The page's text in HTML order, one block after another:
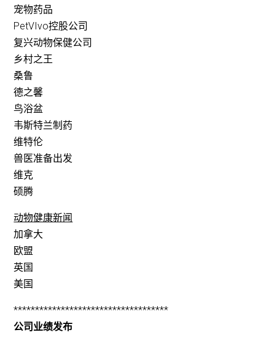
宠物药品
PetVIvo控股公司
复兴动物保健公司
乡村之王
桑鲁
德之馨
鸟浴盆
韦斯特兰制药
维特伦
兽医准备出发
维克
硕腾
动物健康新闻
加拿大
欧盟
英国
美国
************************************
公司业绩发布